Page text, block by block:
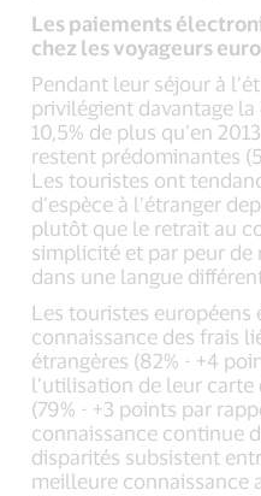
Les paiements
chez les voyageurs
Pendant leur séjour à
privilégient davantage
10,5% de plus qu’en
restent prédominantes
Les touristes ont
d’espèce à l’étranger
plutôt que le retrait au
simplicité et par peur de
dans une langue
Les touristes
connaissance des frais
étrangères (82% - +4
l’utilisation de leur carte
(79% - +3 points par
connaissance continue
disparités subsistent
meilleure connaissance